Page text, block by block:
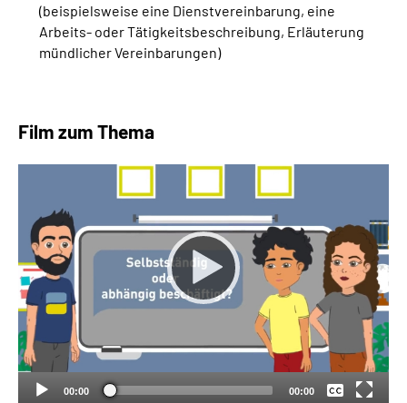
(beispielsweise eine Dienstvereinbarung, eine
Arbeits- oder Tätigkeitsbeschreibung, Erläuterung
mündlicher Vereinbarungen)
Film zum Thema
00:00 00:00
Keine
Deutsch